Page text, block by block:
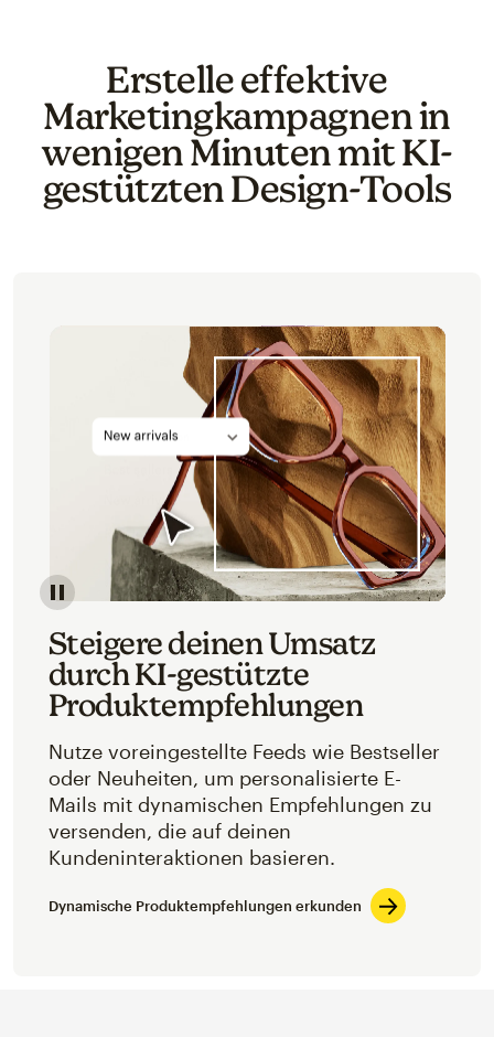
Erstelle effektive
Marketingkampagnen in
wenigen Minuten mit KI-
gestützten Design-Tools
Steigere deinen Umsatz
durch KI-gestützte
Produktempfehlungen
Nutze voreingestellte Feeds wie Bestseller
oder Neuheiten, um personalisierte E-
Mails mit dynamischen Empfehlungen zu
versenden, die auf deinen
Kundeninteraktionen basieren.
Dynamische Produktempfehlungen erkunden